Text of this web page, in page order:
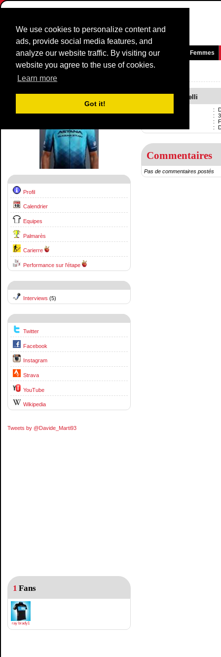
We use cookies to personalize content and
ads, provide social media features, and
analyze our website traffic. By visiting our
website you agree to the use of cookies.
Learn more
Got it!
Page d'accueil News et média Jeux Courses Equipes Femmes
Coureurs Profil:
Profil
Calendrier
Equipes
Palmarès
Carierre
Performance sur l'étape
Interviews (5)
Twitter
Facebook
Instagram
Strava
YouTube
Wikipedia
Tweets by @Davide_Marti93
1 Fans
ray brady1
Davide Martinelli
:
Né
:
:
:
Commentaires
Pas de commentaires postés